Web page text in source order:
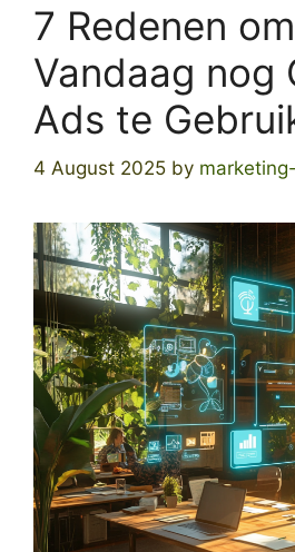
7 Redenen om
Vandaag nog
Ads te
4 August 2025 by